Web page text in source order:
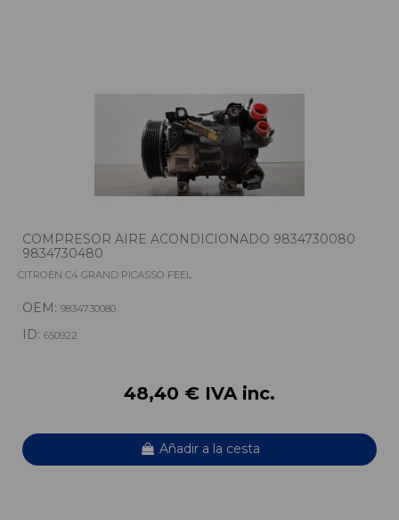
COMPRESOR AIRE ACONDICIONADO 9834730080
9834730480
CITROËN C4 GRAND PICASSO FEEL
OEM: 9834730080
ID: 650922
48,40 € IVA inc.
Añadir a la cesta